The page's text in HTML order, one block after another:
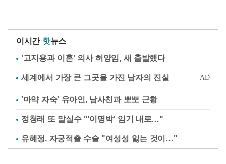
이시간 핫뉴스
'고지용과 이혼' 의사 허양임, 새 출발했다
'마약 자숙' 유아인, 남사친과 뽀뽀 근황
정청래 또 말실수 "'이명박' 임기 내로…"
유혜정, 자궁적출 수술 "여성성 잃는 것이…"